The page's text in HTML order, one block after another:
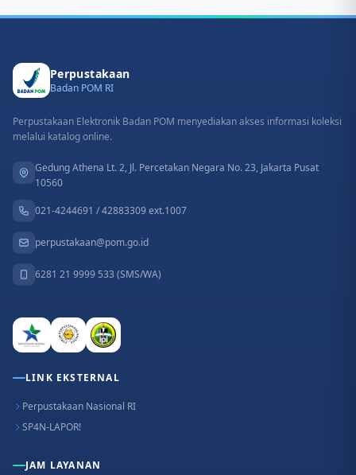
Perpustakaan
Badan POM RI
Perpustakaan Elektronik Badan POM menyediakan akses informasi koleksi
melalui katalog online.
Gedung Athena Lt. 2, Jl. Percetakan Negara No. 23, Jakarta Pusat
10560
021-4244691 / 42883309 ext.1007
perpustakaan@pom.go.id
6281 21 9999 533 (SMS/WA)
LINK EKSTERNAL
Perpustakaan Nasional RI
SP4N-LAPOR!
JAM LAYANAN